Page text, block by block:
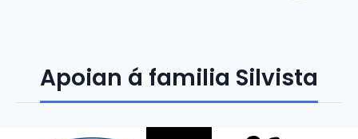
Apoian á familia Silvista